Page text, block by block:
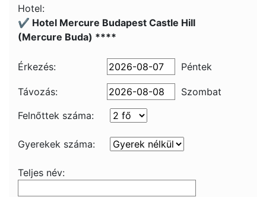
Hotel:
✔️ Hotel Mercure Budapest Castle Hill
(Mercure Buda) ****
Érkezés: Péntek
Távozás:
Szombat
Felnőttek száma:
Gyerekek száma:
Teljes név: